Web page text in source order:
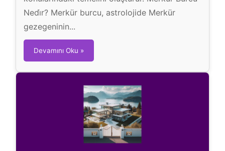
Nedi̇r? Merkür burcu, astrolojide Merkür
gezegeninin...
Devamını Oku »M
e
r
k
ü
r
B
u
r